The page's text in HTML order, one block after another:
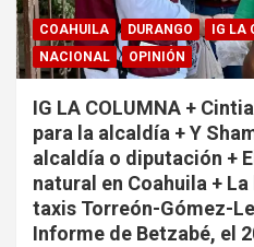
COAHUILA DURANGO IG LA
NACIONAL
OPINIÓN
IG LA COLUMNA +
para la alcaldía + Y
alcaldía o diputación +
natural en Coahuila +
taxis Torreón-Gómez-
Informe de Betzabé, el